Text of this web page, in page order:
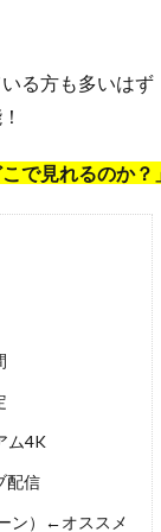
る方も多いはず
で見れるのか？
ム4K
配信
ン）←オススメ